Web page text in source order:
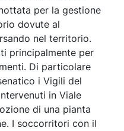
per la gestione
dovute al
nel territorio.
principalmente per
Di particolare
i Vigili del
in Viale
di una pianta
I soccorritori con il